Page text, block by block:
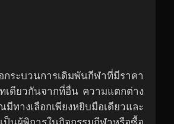
ะบวนการเดิมพันกีฬาที่มีราคา
เดียวกันจากที่อื่น ความแตกต่าง
างเลือกเพียงหยิบมือเดียวและ